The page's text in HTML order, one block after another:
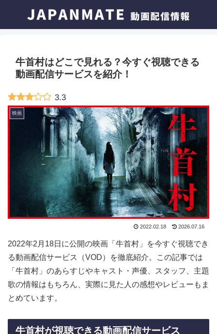
牛首村はどこで見れる？今すぐ視聴できる
動画配信サービスを紹介！
3.3
映画
2022.02.18 2026.07.16
2022年2月18日に公開の映画「牛首村」を今すぐ視聴でき
る動画配信サービス（VOD）を徹底紹介。この記事では
「牛首村」のあらすじやキャスト・声優、スタッフ、主題
歌の情報はもちろん、実際に見た人の感想やレビューもま
とめています。
牛首村が視聴できる動画配信サービス